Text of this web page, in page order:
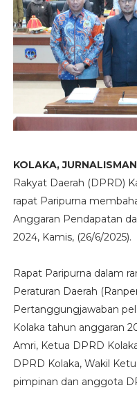
KOLAKA,
Rakyat Daerah (DPRD)
rapat Paripurna
Anggaran Pendapatan
2024, Kamis, (26/6/2025).
Rapat Paripurna dalam
Peraturan Daerah
Pertanggungjawaban
Kolaka tahun anggaran
Amri, Ketua DPRD
DPRD Kolaka, Wakil
pimpinan dan anggota